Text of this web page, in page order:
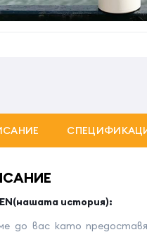
история):
до вас като